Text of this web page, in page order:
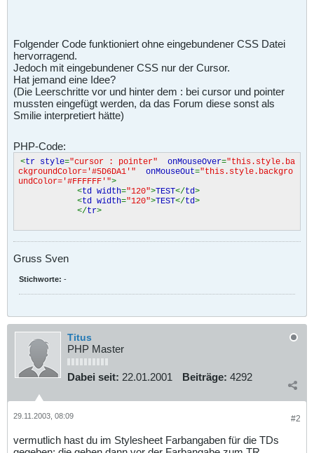
Folgender Code funktioniert ohne eingebundener CSS Datei
hervorragend.
Jedoch mit eingebundener CSS nur der Cursor.
Hat jemand eine Idee?
(Die Leerschritte vor und hinter dem : bei cursor und pointer
mussten eingefügt werden, da das Forum diese sonst als
Smilie interpretiert hätte)
PHP-Code:
<tr style="cursor : pointer" onMouseOver="this.style.ba
ckgroundColor='#5D6DA1'" onMouseOut="this.style.backgro
undColor='#FFFFFF'">
<td width="120">TEST</td>
<td width="120">TEST</td>
</tr>
Gruss Sven
Stichworte: -
Titus
PHP Master
Dabei seit: 22.01.2001 Beiträge: 4292
#2
29.11.2003, 08:09
vermutlich hast du im Stylesheet Farbangaben für die TDs